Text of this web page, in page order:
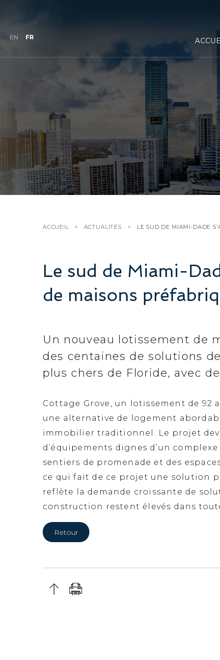
EN FR
ACCUEIL ACTUALITÉS LE SUD DE MIAMI-DADE
Le sud de Miami-
de maisons
Un nouveau lotissement de
des centaines de solutions
plus chers de Floride, avec
Cottage Grove, un lotissement de 92
une alternative de logement
immobilier traditionnel. Le projet
d’équipements dignes d’un
sentiers de promenade et des
ce qui fait de ce projet une solution
reflète la demande croissante de
construction restent élevés dans
Retour